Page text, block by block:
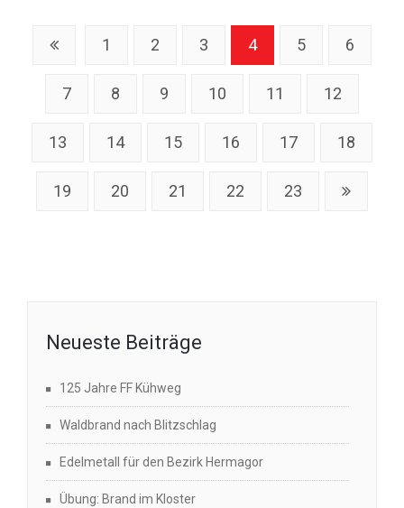
1 2 3 4 5 6
7 8 9 10 11 12
13 14 15 16 17 18
19 20 21 22 23
Neueste Beiträge
125 Jahre FF Kühweg
Waldbrand nach Blitzschlag
Edelmetall für den Bezirk Hermagor
Übung: Brand im Kloster